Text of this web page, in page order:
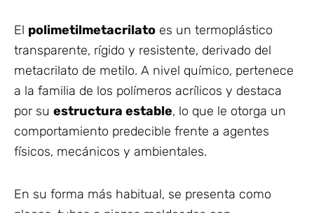
El polimetilmetacrilato es un termoplástico
transparente, rígido y resistente, derivado del
metacrilato de metilo. A nivel químico, pertenece
a la familia de los polímeros acrílicos y destaca
por su estructura estable, lo que le otorga un
comportamiento predecible frente a agentes
físicos, mecánicos y ambientales.
En su forma más habitual, se presenta como